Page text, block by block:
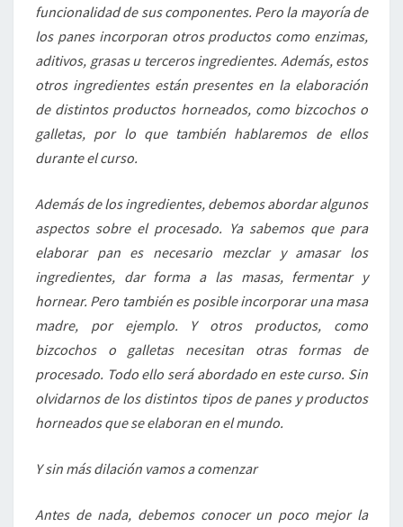
funcionalidad de sus componentes. Pero la mayoría de
los panes incorporan otros productos como enzimas,
aditivos, grasas u terceros ingredientes. Además, estos
otros ingredientes están presentes en la elaboración
de distintos productos horneados, como bizcochos o
galletas, por lo que también hablaremos de ellos
durante el curso.
Además de los ingredientes, debemos abordar algunos
aspectos sobre el procesado. Ya sabemos que para
elaborar pan es necesario mezclar y amasar los
ingredientes, dar forma a las masas, fermentar y
hornear. Pero también es posible incorporar una masa
madre, por ejemplo. Y otros productos, como
bizcochos o galletas necesitan otras formas de
procesado. Todo ello será abordado en este curso. Sin
olvidarnos de los distintos tipos de panes y productos
horneados que se elaboran en el mundo.
Y sin más dilación vamos a comenzar
Antes de nada, debemos conocer un poco mejor la